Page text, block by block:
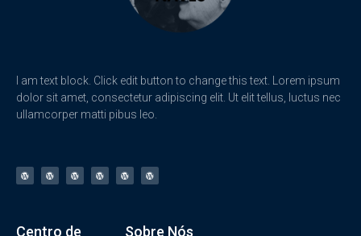
I am text block. Click edit button to change this text. Lorem ipsum
dolor sit amet, consectetur adipiscing elit. Ut elit tellus, luctus nec
ullamcorper matti pibus leo.
Centro de Sobre Nós